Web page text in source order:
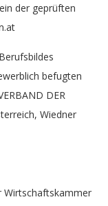
der geprüften
befugten
DER
Wiedner
Wirtschaftskammer